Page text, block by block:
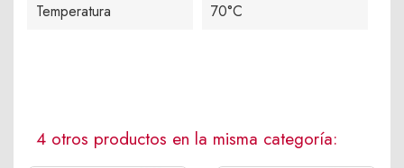
Temperatura 70°C
4 otros productos en la misma categoría: